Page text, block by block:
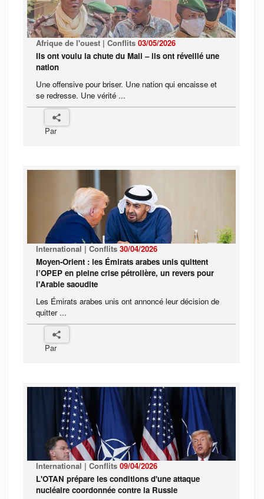
Afrique de l'ouest | Conflits 03/05/2026
Ils ont voulu la chute du Mali – ils ont réveillé une
nation
Une offensive pour briser. Une nation qui encaisse et
se redresse. Une vérité ...
Par
International | Conflits 30/04/2026
Moyen-Orient : les Émirats arabes unis quittent
l’OPEP en pleine crise pétrolière, un revers pour
l'Arabie saoudite
Les Émirats arabes unis ont annoncé leur décision de
quitter ...
Par
International | Conflits 09/04/2026
L'OTAN prépare les conditions d'une attaque
nucléaire coordonnée contre la Russie